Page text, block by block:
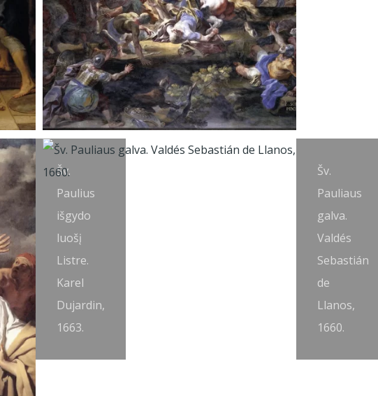
Šv.
Paulius
išgydo
luošį
Listre.
Karel
Dujardin,
1663.
Šv.
Pauliaus
galva.
Valdés
Sebastián
de
Llanos,
1660.